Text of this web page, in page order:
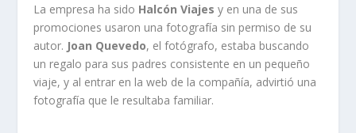
La empresa ha sido Halcón Viajes y en una de sus
promociones usaron una fotografía sin permiso de su
autor. Joan Quevedo, el fotógrafo, estaba buscando
un regalo para sus padres consistente en un pequeño
viaje, y al entrar en la web de la compañía, advirtió una
fotografía que le resultaba familiar.